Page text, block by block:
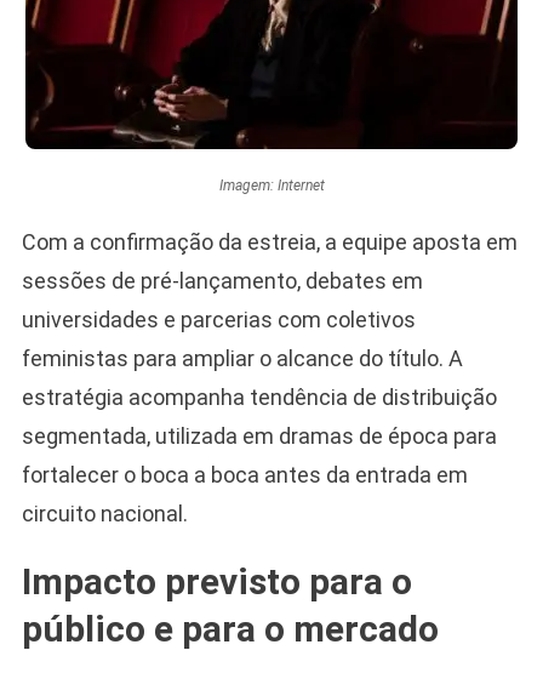
Imagem: Internet
Com a confirmação da estreia, a equipe aposta em
sessões de pré-lançamento, debates em
universidades e parcerias com coletivos
feministas para ampliar o alcance do título. A
estratégia acompanha tendência de distribuição
segmentada, utilizada em dramas de época para
fortalecer o boca a boca antes da entrada em
circuito nacional.
Impacto previsto para o
público e para o mercado